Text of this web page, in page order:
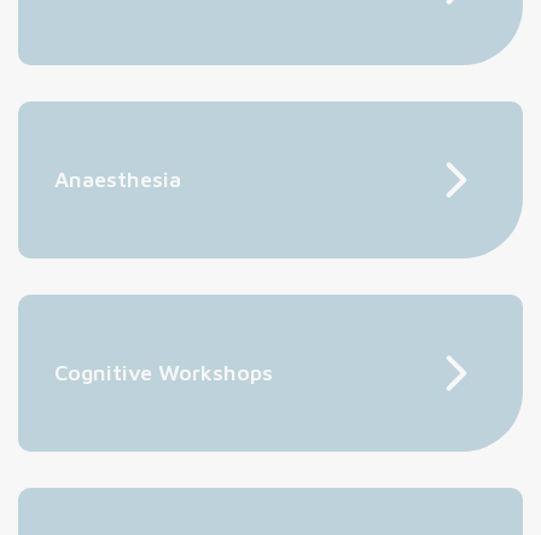
Anaesthesia
Cognitive Workshops